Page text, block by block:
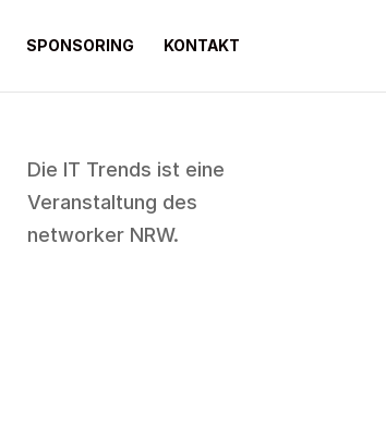
SPONSORING KONTAKT
Die IT Trends ist eine
Veranstaltung des
networker NRW.